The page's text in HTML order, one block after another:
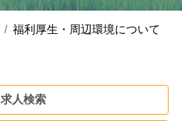
福利厚生・周辺環境について
求人検索